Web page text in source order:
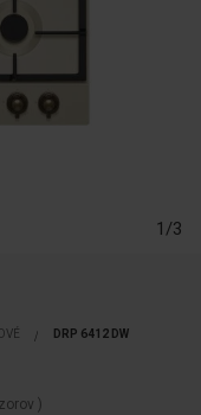
1/3
DRP 6412 DW
)